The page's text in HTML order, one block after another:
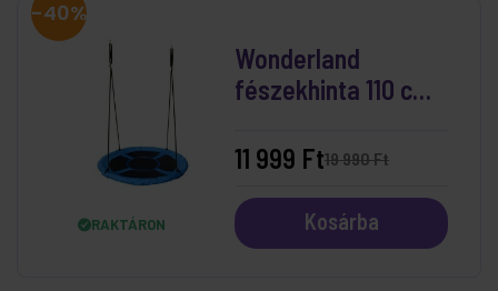
-40%
RAKTÁRON
Wonderland
fészekhinta 110 cm
19 990 Ft
11 999 Ft
Kosárba